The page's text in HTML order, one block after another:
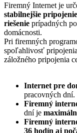
Firemný Internet je
stabilnejšie
riešenie prípadných
domácnosti.
Pri firemných
spoľahlivosť
záložného pripojenia
Internet pre
pracovných dní.
Firemný
dní je
Firemný
36 hodín aj